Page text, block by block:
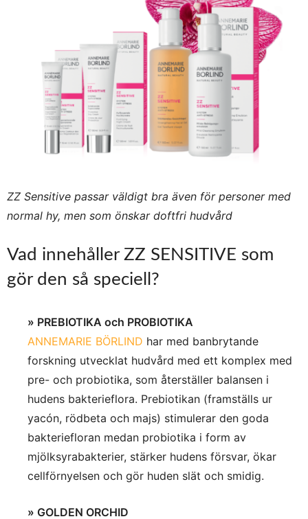
ZZ Sensitive passar väldigt bra även för personer med
normal hy, men som önskar doftfri hudvård
Vad innehåller ZZ SENSITIVE som
gör den så speciell?
» PREBIOTIKA och PROBIOTIKA
ANNEMARIE BÖRLIND har med banbrytande
forskning utvecklat hudvård med ett komplex med
pre- och probiotika, som återställer balansen i
hudens bakterieflora. Prebiotikan (framställs ur
yacón, rödbeta och majs) stimulerar den goda
bakteriefloran medan probiotika i form av
mjölksyrabakterier, stärker hudens försvar, ökar
cellförnyelsen och gör huden slät och smidig.
» GOLDEN ORCHID